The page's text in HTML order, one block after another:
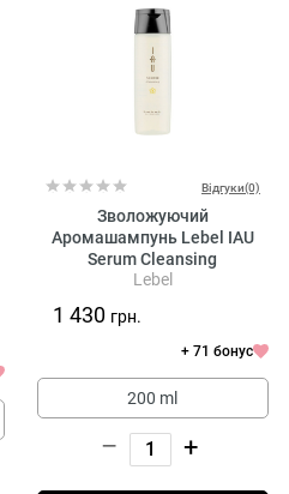
Відгуки(0)
Зволожуючий
Аромашампунь Lebel IAU
Serum Cleansing
Lebel
1 430 грн.
+ 71 бонус
200 ml
– +